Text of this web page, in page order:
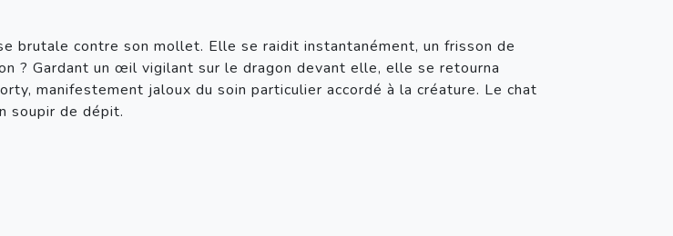
brutale contre son mollet. Elle se raidit instantanément, un frisson de
? Gardant un œil vigilant sur le dragon devant elle, elle se retourna
manifestement jaloux du soin particulier accordé à la créature. Le chat
soupir de dépit.